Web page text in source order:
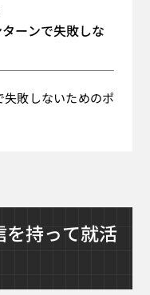
ーンで失敗しな
失敗しないためのポ
持って就活